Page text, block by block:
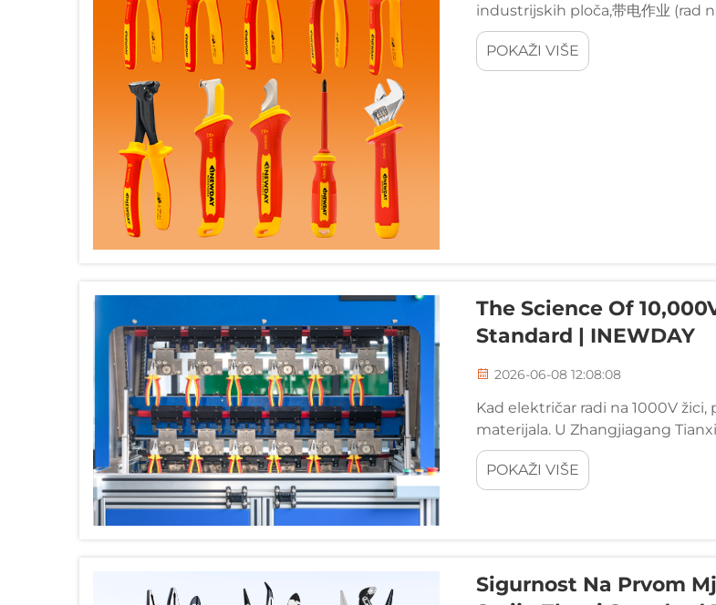
industrijskih ploča,带电作业 (rad
između tehničara i smrtonosne
POKAŽI VIŠE
The Science Of
Standard | INEWDAY
2026-06-08 12:08:08
Kad električar radi na 1000V
materijala. U Zhangjiagang
kroz transparentnu znanost. Naša
POKAŽI VIŠE
Sigurnost Na Prvom